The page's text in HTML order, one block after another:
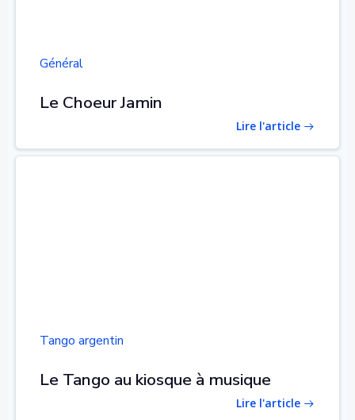
Général
Le Choeur Jamin
Lire l'article
Tango argentin
Le Tango au kiosque à musique
Lire l'article